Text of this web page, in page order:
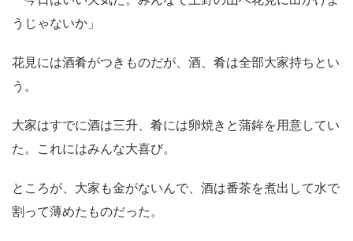
うじゃないか」
花見には酒肴がつきものだが、酒、肴は全部大家持ちとい
う。
大家はすでに酒は三升、肴には卵焼きと蒲鉾を用意してい
た。これにはみんな大喜び。
ところが、大家も金がないんで、酒は番茶を煮出して水で
割って薄めたものだった。